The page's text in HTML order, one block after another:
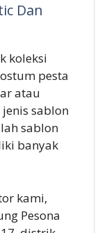
Dan
koleksi
pesta
atau
sablon
sablon
banyak
kami,
Pesona